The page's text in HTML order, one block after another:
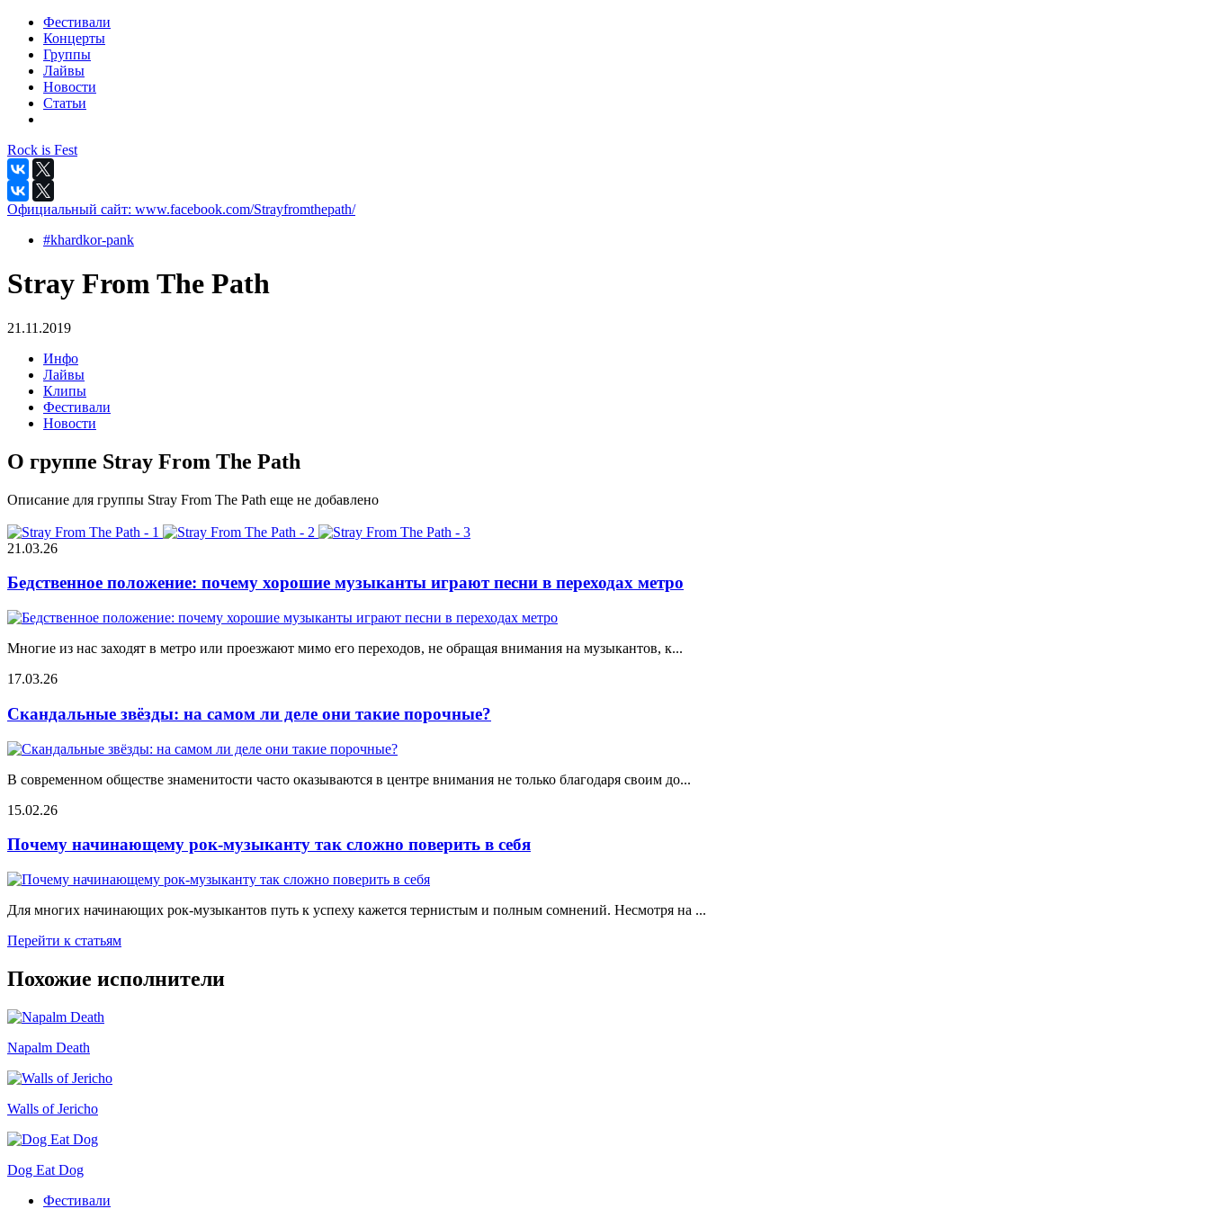
Фестивали
Концерты
Группы
Лайвы
Новости
Статьи
Rock is Fest
Официальный сайт: www.facebook.com/Strayfromthepath/
#khardkor-pank
Stray From The Path
21.11.2019
Инфо
Лайвы
Клипы
Фестивали
Новости
О группе Stray From The Path
Описание для группы Stray From The Path еще не добавлено
21.03.26
Бедственное положение: почему хорошие музыканты играют песни в переходах метро
Многие из нас заходят в метро или проезжают мимо его переходов, не обращая внимания на музыкантов, к...
17.03.26
Скандальные звёзды: на самом ли деле они такие порочные?
В современном обществе знаменитости часто оказываются в центре внимания не только благодаря своим до...
15.02.26
Почему начинающему рок-музыканту так сложно поверить в себя
Для многих начинающих рок-музыкантов путь к успеху кажется тернистым и полным сомнений. Несмотря на ...
Перейти к статьям
Похожие исполнители
Napalm Death
Walls of Jericho
Dog Eat Dog
Фестивали